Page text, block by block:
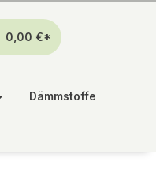
0,00 €*
Dämmstoffe